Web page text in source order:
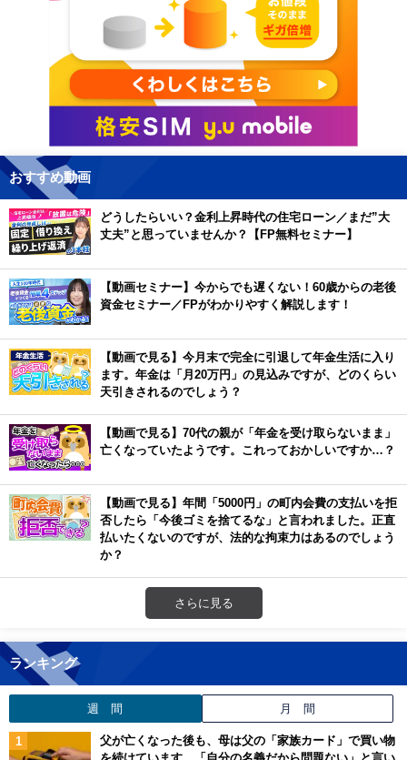
おすすめ動画
どうしたらいい？金利上昇時代の住宅ローン／まだ”大
丈夫”と思っていませんか？【FP無料セミナー】
【動画セミナー】今からでも遅くない！60歳からの老後
資金セミナー／FPがわかりやすく解説します！
【動画で見る】今月末で完全に引退して年金生活に入り
ます。年金は「月20万円」の見込みですが、どのくらい
天引きされるのでしょう？
【動画で見る】70代の親が「年金を受け取らないまま」
亡くなっていたようです。これっておかしいですか…？
【動画で見る】年間「5000円」の町内会費の支払いを拒
否したら「今後ゴミを捨てるな」と言われました。正直
払いたくないのですが、法的な拘束力はあるのでしょう
か？
さらに見る
ランキング
週 間 月 間
父が亡くなった後も、母は父の「家族カード」で買い物
を続けています。「自分の名義だから問題ない」と言い